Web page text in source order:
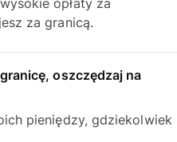
opłaty za
za granicą.
oszczędzaj na
pieniędzy, gdziekolwiek